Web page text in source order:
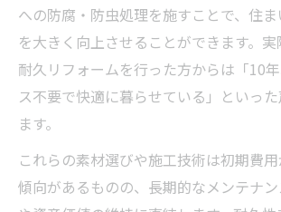
への防腐・防虫処理を施すことで、住
を大きく向上させることができます。
耐久リフォームを行った方からは「10
ス不要で快適に暮らせている」といっ
ます。
これらの素材選びや施工技術は初期費
傾向があるものの、長期的なメンテナ